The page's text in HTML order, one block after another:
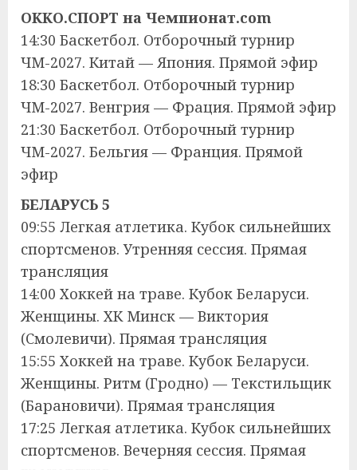
OKKO.СПОРТ на Чемпионат.com
14:30 Баскетбол. Отборочный турнир
ЧМ-2027. Китай — Япония. Прямой эфир
18:30 Баскетбол. Отборочный турнир
ЧМ-2027. Венгрия — Фрация. Прямой эфир
21:30 Баскетбол. Отборочный турнир
ЧМ-2027. Бельгия — Франция. Прямой
эфир
БЕЛАРУСЬ 5
09:55 Легкая атлетика. Кубок сильнейших
спортсменов. Утренняя сессия. Прямая
трансляция
14:00 Хоккей на траве. Кубок Беларуси.
Женщины. ХК Минск — Виктория
(Смолевичи). Прямая трансляция
15:55 Хоккей на траве. Кубок Беларуси.
Женщины. Ритм (Гродно) — Текстильщик
(Барановичи). Прямая трансляция
17:25 Легкая атлетика. Кубок сильнейших
спортсменов. Вечерняя сессия. Прямая